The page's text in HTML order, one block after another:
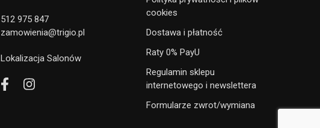
512 975 847
zamowienia@trigio.pl
Lokalizacja Salonów
cookies
Dostawa i płatność
Raty 0% PayU
Regulamin sklepu
internetowego i newslettera
Formularze zwrot/wymiana